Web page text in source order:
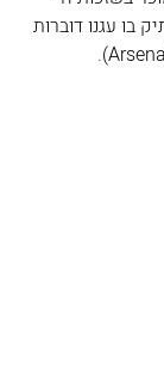
בו עגנו דוברות